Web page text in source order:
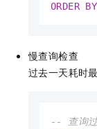
ORDER BY
慢查询检查
过去一天耗时
-- 查询过